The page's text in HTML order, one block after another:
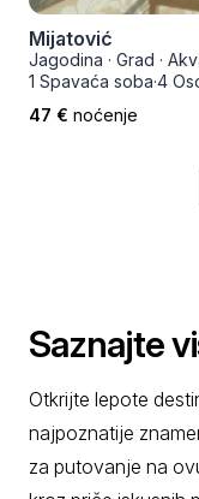
Mijatović
Jagodina · Grad ·
1 Spavaća soba·4
47 € noćenje
Saznajte
Otkrijte lepote
najpoznatije
za putovanje na